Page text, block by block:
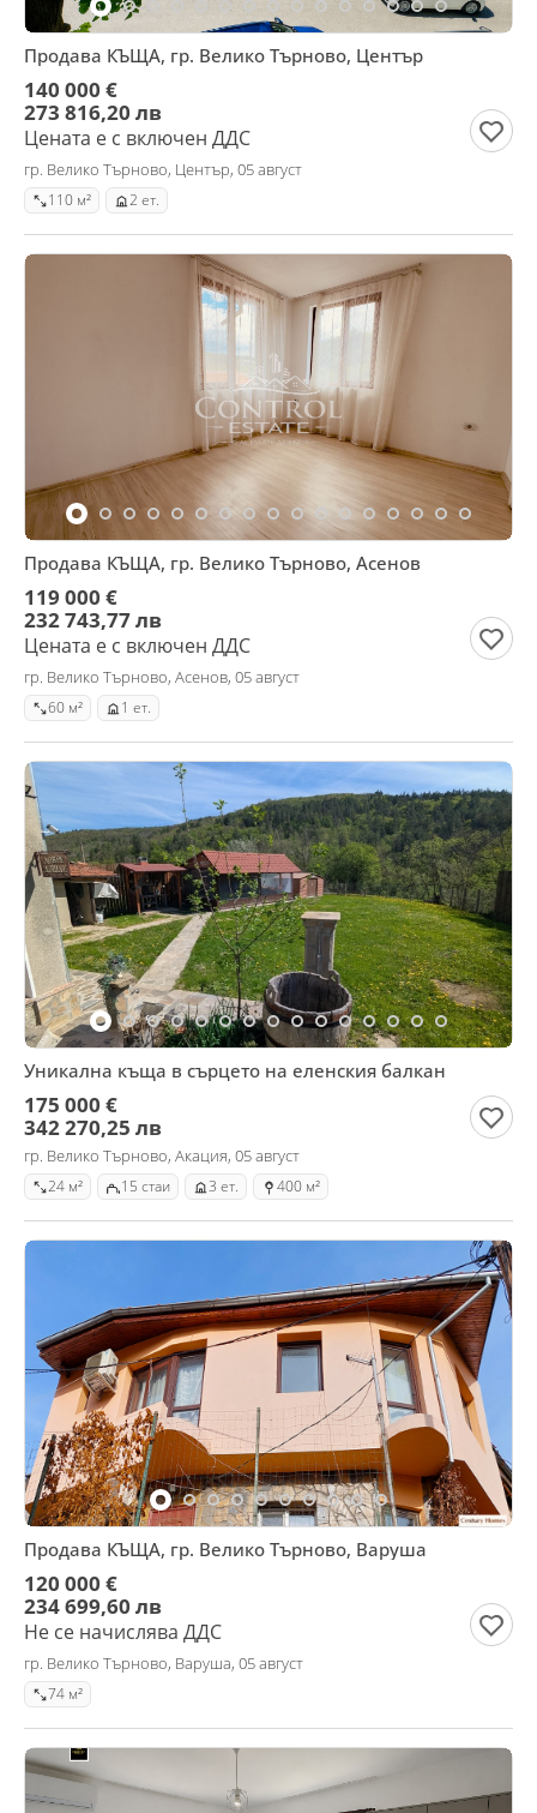
Продава КЪЩА, гр. Велико Търново, Център
140 000 €
273 816,20 лв
Цената е с включен ДДС
гр. Велико Търново, Център, 05 август
110 м² 2 ет.
Продава КЪЩА, гр. Велико Търново, Асенов
119 000 €
232 743,77 лв
Цената е с включен ДДС
гр. Велико Търново, Асенов, 05 август
60 м² 1 ет.
Уникална къща в сърцето на еленския балкан
175 000 €
342 270,25 лв
гр. Велико Търново, Акация, 05 август
24 м² 15 стаи 3 ет. 400 м²
Продава КЪЩА, гр. Велико Търново, Варуша
120 000 €
234 699,60 лв
Не се начислява ДДС
гр. Велико Търново, Варуша, 05 август
74 м²